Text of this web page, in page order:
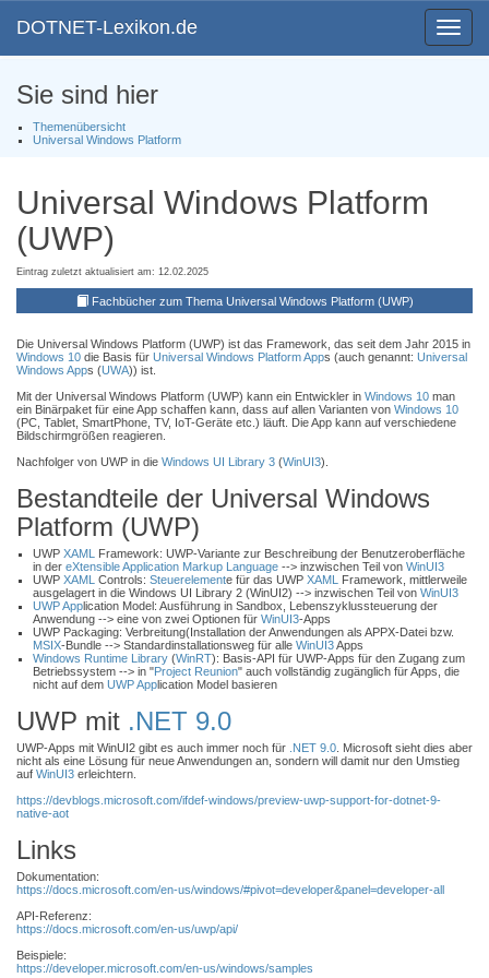
Toggle
DOTNET-Lexikon.de
Sie sind hier
Themenübersicht
Universal Windows Platform
Universal Windows Platform
(UWP)
Eintrag zuletzt aktualisiert am: 12.02.2025
Fachbücher zum Thema Universal Windows Platform (UWP)
Die Universal Windows Platform (UWP) ist das Framework, das seit dem Jahr 2015 in
Windows 10 die Basis für Universal Windows Platform Apps (auch genannt: Universal
Windows Apps (UWA)) ist.
Mit der Universal Windows Platform (UWP) kann ein Entwickler in Windows 10 man
ein Binärpaket für eine App schaffen kann, dass auf allen Varianten von Windows 10
(PC, Tablet, SmartPhone, TV, IoT-Geräte etc.) läuft. Die App kann auf verschiedene
Bildschirmgrößen reagieren.
Nachfolger von UWP in die Windows UI Library 3 (WinUI3).
Bestandteile der Universal Windows
Platform (UWP)
UWP XAML
Framework: UWP-Variante zur Beschreibung der Benutzeroberfläche
in der eXtensible Application Markup Language --> inzwischen Teil von WinUI3
UWP XAML Controls: Steuerelemente für das UWP XAML
Framework, mittlerweile
ausgelagert in die Windows UI Library 2 (WinUI2) --> inzwischen Teil von WinUI3
UWP Application Model: Ausführung in Sandbox, Lebenszyklussteuerung der
Anwendung --> eine von zwei Optionen für WinUI3-Apps
UWP Packaging: Verbreitung(Installation der Anwendungen als APPX-Datei bzw.
MSIX-Bundle --> Standardinstallationsweg für alle WinUI3Apps
Windows Runtime Library (WinRT): Basis-API für UWP-Apps für den Zugang zum
Betriebssystem --> in "Project Reunion" auch vollständig zugänglich für Apps, die
nicht auf dem UWP Application Model basieren
UWP mit .NET 9.0
UWP-Apps mit WinUI2 gibt es auch immer noch für .NET 9.0 . Microsoft sieht dies aber
nicht als eine Lösung für neue Anwendungen an, sondern will damit nur den Umstieg
auf WinUI3 erleichtern.
https://devblogs.microsoft.com/ifdef-windows/preview-uwp-support-for-dotnet-9-
native-aot
Links
Dokumentation:
https://docs.microsoft.com/en-us/windows/#pivot=developer&panel=developer-all
API-Referenz:
https://docs.microsoft.com/en-us/uwp/api/
Beispiele:
https://developer.microsoft.com/en-us/windows/samples